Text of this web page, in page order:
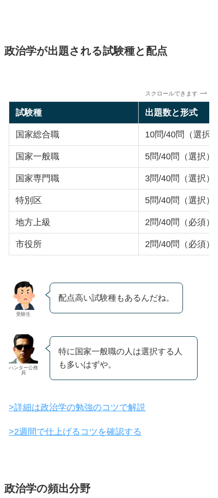
政治学が出題される試験種と配点
スクロールできます
試験種 出題数と形式
国家総合職 10問/40問（選択
国家一般職 5問/40問（選択）
国家専門職 3問/40問（選択）
特別区 5問/40問（選択）
地方上級 2問/40問（必須）
市役所 2問/40問（必須）
受験生
配点高い試験種もあるんだね。
ハンター公務
員
特に国家一般職の人は選択する人
も多いはずや。
>詳細は政治学の勉強のコツで解説
>2週間で仕上げるコツを確認する
政治学の頻出分野